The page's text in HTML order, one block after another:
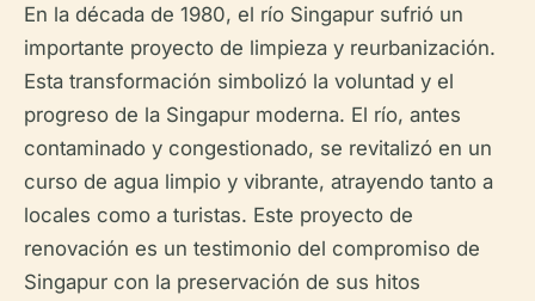
En la década de 1980, el río Singapur sufrió un
importante proyecto de limpieza y reurbanización.
Esta transformación simbolizó la voluntad y el
progreso de la Singapur moderna. El río, antes
contaminado y congestionado, se revitalizó en un
curso de agua limpio y vibrante, atrayendo tanto a
locales como a turistas. Este proyecto de
renovación es un testimonio del compromiso de
Singapur con la preservación de sus hitos